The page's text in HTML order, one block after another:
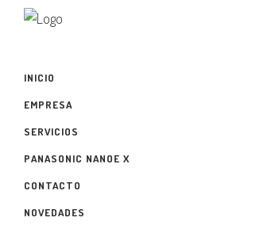
INICIO
EMPRESA
SERVICIOS
PANASONIC NANOE X
CONTACTO
NOVEDADES